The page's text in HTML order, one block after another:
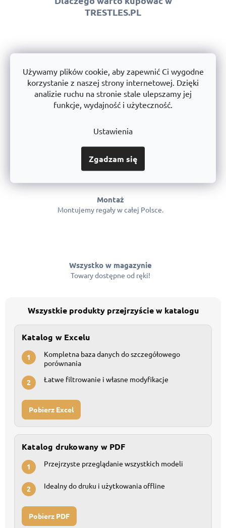
Używamy plików cookie, aby zapewnić Ci wygodne
korzystanie z naszej strony internetowej. Dzięki
analizie ruchu na stronie stale ulepszamy jej
funkcje, wydajność i użyteczność.
Ustawienia
Zgadzam się
TRESTLES.PL
Bezpłatna wysyłka od 333 zł
z wyjątkiem przesyłek ponadgabarytowych
Gwarancja jakości
Montaż
Montujemy regały w całej Polsce.
Wszystko w magazynie
Towary dostępne od ręki!
Wszystkie produkty przejrzyście w katalogu
Katalog w Excelu
1
Kompletna baza danych do szczegółowego
porównania
2 Łatwe filtrowanie i własne modyfikacje
Pobierz Excel
Katalog drukowany w PDF
1 Przejrzyste przeglądanie wszystkich modeli
2 Idealny do druku i użytkowania offline
Pobierz PDF